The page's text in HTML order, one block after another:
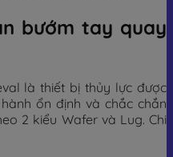
bướm tay quay
là thiết bị thủy lực được
ổn định và chắc chắn
2 kiểu Wafer và Lug. Chi